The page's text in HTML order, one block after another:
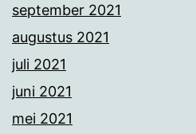
september 2021
augustus 2021
juli 2021
juni 2021
mei 2021